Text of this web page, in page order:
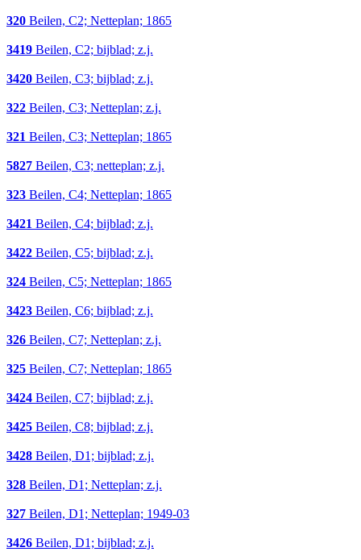
320 Beilen, C2; Netteplan; 1865
3419 Beilen, C2; bijblad; z.j.
3420 Beilen, C3; bijblad; z.j.
322 Beilen, C3; Netteplan; z.j.
321 Beilen, C3; Netteplan; 1865
5827 Beilen, C3; netteplan; z.j.
323 Beilen, C4; Netteplan; 1865
3421 Beilen, C4; bijblad; z.j.
3422 Beilen, C5; bijblad; z.j.
324 Beilen, C5; Netteplan; 1865
3423 Beilen, C6; bijblad; z.j.
326 Beilen, C7; Netteplan; z.j.
325 Beilen, C7; Netteplan; 1865
3424 Beilen, C7; bijblad; z.j.
3425 Beilen, C8; bijblad; z.j.
3428 Beilen, D1; bijblad; z.j.
328 Beilen, D1; Netteplan; z.j.
327 Beilen, D1; Netteplan; 1949-03
3426 Beilen, D1; bijblad; z.j.